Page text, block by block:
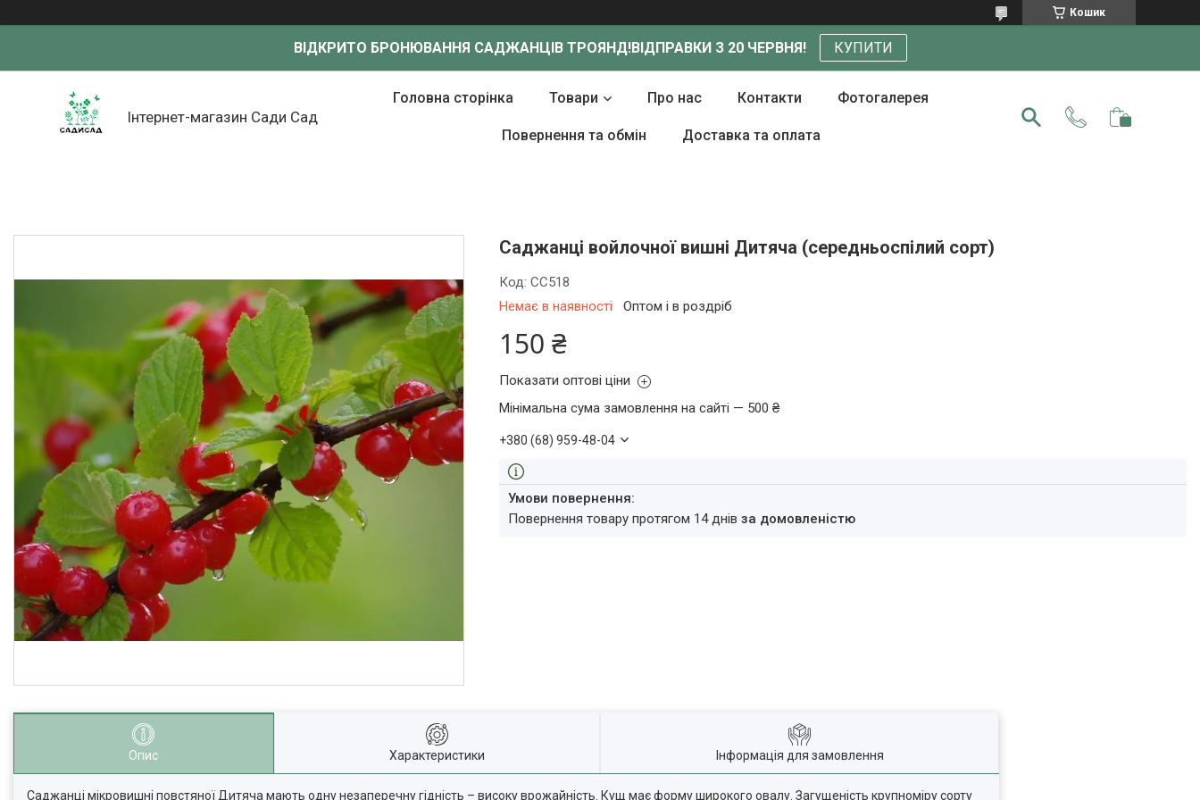
Кошик
ВІДКРИТО БРОНЮВАННЯ САДЖАНЦІВ ТРОЯНД!ВІДПРАВКИ З 20 ЧЕРВНЯ! КУПИТИ
Інтернет-магазин Сади Сад
Головна сторінка Товари Про нас Контакти Фотогалерея
Повернення та обмін Доставка та оплата
Саджанці войлочної вишні Дитяча (середньоспілий сорт)
Немає в наявності Оптом і в роздріб
Код:СС518
150 ₴
Показати оптові ціни
Мінімальна сума замовлення на сайті — 500 ₴
+380 (68) 959-48-04
повернення товару протягом 14 днівза домовленістю
Опис Характеристики Інформація для замовлення
Саджанці мікровишні повстяної Дитяча мають одну незаперечну гідність – високу врожайність. Кущ має форму широкого овалу. Загущеність крупноміру сорту